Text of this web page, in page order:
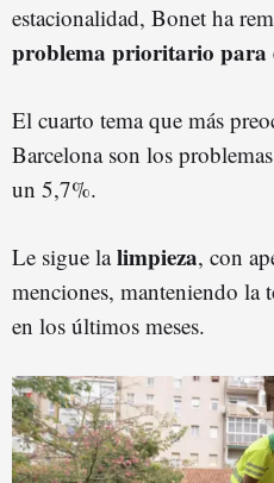
estacionalidad, Bonet ha
problema prioritario para
El cuarto tema que más
Barcelona son los
un 5,7%.
Le sigue lalimpieza, con
menciones, manteniendo la
en los últimos meses.